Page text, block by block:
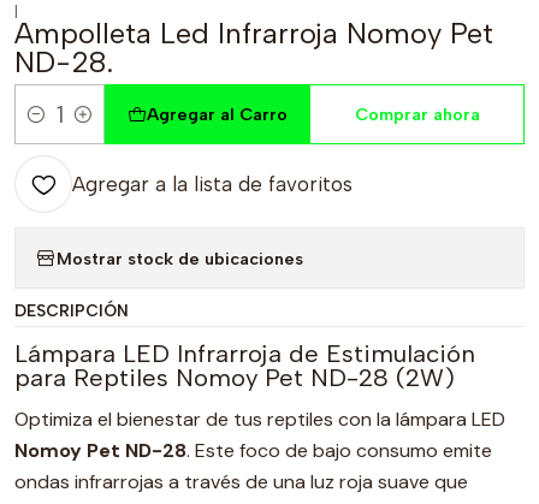
|
Ampolleta Led Infrarroja Nomoy Pet
ND-28.
Cantidad
Agregar al Carro Comprar ahora
Agregar a la lista de favoritos
Mostrar stock de ubicaciones
DESCRIPCIÓN
Lámpara LED Infrarroja de Estimulación
para Reptiles Nomoy Pet ND-28 (2W)
Optimiza el bienestar de tus reptiles con la lámpara LED
Nomoy Pet ND-28. Este foco de bajo consumo emite
ondas infrarrojas a través de una luz roja suave que